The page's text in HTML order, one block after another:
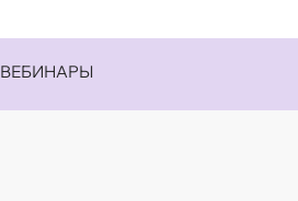
ВЕБИНАРЫ